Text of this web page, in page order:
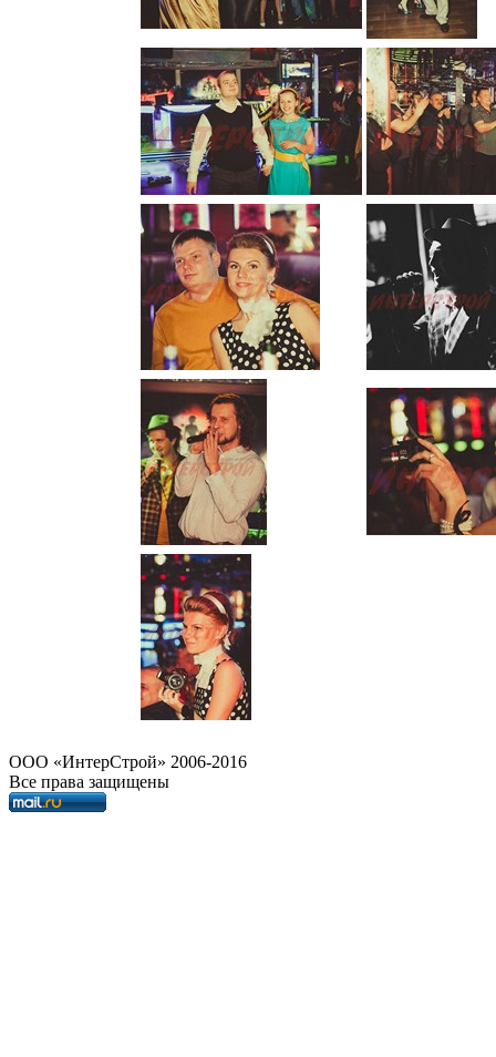
OOO «ИнтерСтрой» 2006-2016
Все права защищены